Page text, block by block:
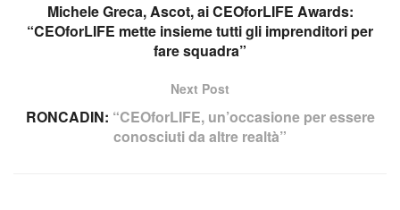
Michele Greca, Ascot, ai CEOforLIFE Awards:
“CEOforLIFE mette insieme tutti gli imprenditori per
fare squadra”
Next Post
RONCADIN: “CEOforLIFE, un’occasione per essere
conosciuti da altre realtà”